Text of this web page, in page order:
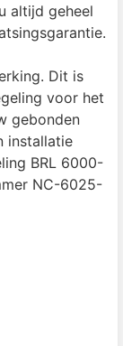
altijd geheel
Dit is
voor het
gebonden
installatie
BRL 6000-
NC-6025-